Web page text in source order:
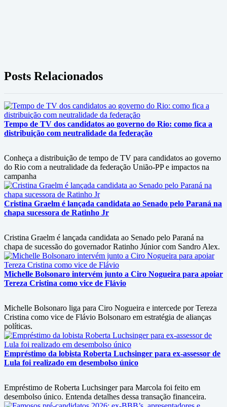
Posts Relacionados
Tempo de TV dos candidatos ao governo do Rio: como fica a
distribuição com neutralidade da federação
Conheça a distribuição de tempo de TV para candidatos ao governo
do Rio com a neutralidade da federação União-PP e impactos na
campanha
Cristina Graelm é lançada candidata ao Senado pelo Paraná na
chapa sucessora de Ratinho Jr
Cristina Graelm é lançada candidata ao Senado pelo Paraná na
chapa de sucessão do governador Ratinho Júnior com Sandro Alex.
Michelle Bolsonaro intervém junto a Ciro Nogueira para apoiar
Tereza Cristina como vice de Flávio
Michelle Bolsonaro liga para Ciro Nogueira e intercede por Tereza
Cristina como vice de Flávio Bolsonaro em estratégia de alianças
políticas.
Empréstimo da lobista Roberta Luchsinger para ex-assessor de
Lula foi realizado em desembolso único
Empréstimo de Roberta Luchsinger para Marcola foi feito em
desembolso único. Entenda detalhes dessa transação financeira.